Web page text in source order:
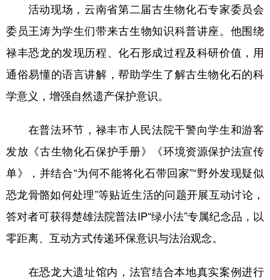
活动现场，云南省第二届古生物化石专家委员会
委员王涛为学生们带来古生物知识科普讲座。他围绕
禄丰恐龙的发现历程、化石形成过程及科研价值，用
通俗易懂的语言讲解，帮助学生了解古生物化石的科
学意义，增强自然遗产保护意识。
在普法环节，禄丰市人民法院干警向学生和游客
发放《古生物化石保护手册》《环境资源保护法宣传
单》，并结合“为何不能将化石带回家”“野外发现疑似
恐龙骨骼如何处理”等贴近生活的问题开展互动讨论，
答对者可获得楚雄法院普法IP“绿小法”专属纪念品，以
零距离、互动方式传递环保意识与法治观念。
在恐龙大遗址馆内，法官结合本地真实案例进行